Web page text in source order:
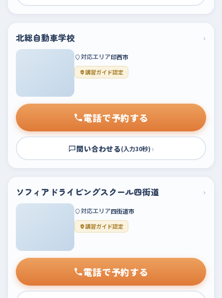
北総自動車学校 ›
対応エリア印西市
講習ガイド認定
電話で予約する
問い合わせる(入力30秒) ›
ソフィアドライビングスクール四街道 ›
対応エリア四街道市
講習ガイド認定
電話で予約する